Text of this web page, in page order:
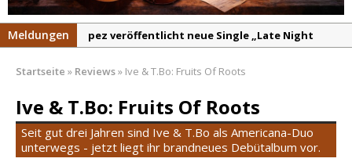
Meldungen
pez veröffentlicht neue Single „Late Night
Sommernächte
Randy Travis veröffentlicht mit „I Don’t Care“
einen weiteren Schatz aus dem Archiv
Danke für Euer Vertrauen: Country.de erreicht
Startseite » Reviews» Ive & T.Bo: Fruits Of Roots
Ive & T.Bo: Fruits Of Roots
Seit gut drei Jahren sind Ive & T.Bo als Americana-Duo
unterwegs - jetzt liegt ihr brandneues Debütalbum vor.